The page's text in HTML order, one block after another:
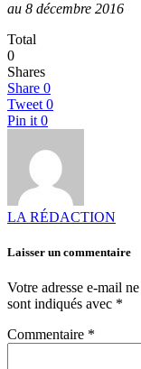
au 8 décembre 2016
Total
0
Shares
Share 0
Tweet 0
Pin it 0
LA RÉDACTION
Laisser un commentaire
Votre adresse e-mail
sont indiqués avec *
Commentaire *